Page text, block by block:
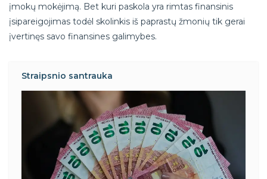
įmokų mokėjimą. Bet kuri paskola yra rimtas finansinis
įsipareigojimas todėl skolinkis iš paprastų žmonių tik gerai
įvertinęs savo finansines galimybes.
Straipsnio santrauka